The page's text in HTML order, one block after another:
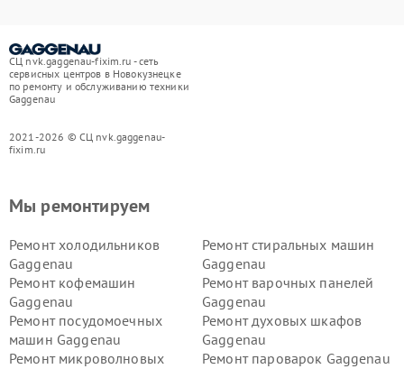
СЦ nvk.gaggenau-fixim.ru - сеть
сервисных центров в Новокузнецке
по ремонту и обслуживанию техники
Gaggenau
2021-2026 © СЦ nvk.gaggenau-
fixim.ru
Мы ремонтируем
Ремонт холодильников
Gaggenau
Ремонт стиральных машин
Gaggenau
Ремонт кофемашин
Gaggenau
Ремонт варочных панелей
Gaggenau
Ремонт посудомоечных
машин Gaggenau
Ремонт духовых шкафов
Gaggenau
Ремонт микроволновых
Ремонт пароварок Gaggenau